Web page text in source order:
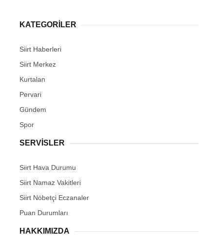
KATEGORİLER
Siirt Haberleri
Siirt Merkez
Kurtalan
Pervari
Gündem
Spor
SERVİSLER
Siirt Hava Durumu
Siirt Namaz Vakitleri
Siirt Nöbetçi Eczanaler
Puan Durumları
HAKKIMIZDA